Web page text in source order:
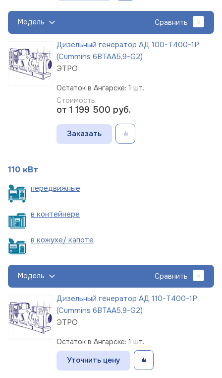
Модель Сравнить
Дизельный генератор АД 100-Т400-1Р
(Cummins 6BTAA5,9-G2)
ЭТРО
Остаток в Ангарске: 1 шт.
Стоимость:
от 1 199 500 руб.
Заказать
110 кВт
передвижные
в контейнере
в кожухе/ капоте
Модель Сравнить
Дизельный генератор АД 110-Т400-1Р
(Cummins 6BTAA5.9-G2)
ЭТРО
Остаток в Ангарске: 1 шт.
Уточнить цену